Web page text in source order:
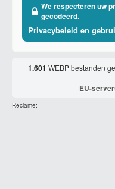
We respecteren uw
gecodeerd.
Privacybeleid en
1.601 WEBP bestanden
EU-
Reclame: